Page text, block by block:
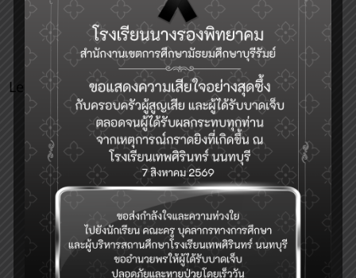
Article Rating
Leave a Reply